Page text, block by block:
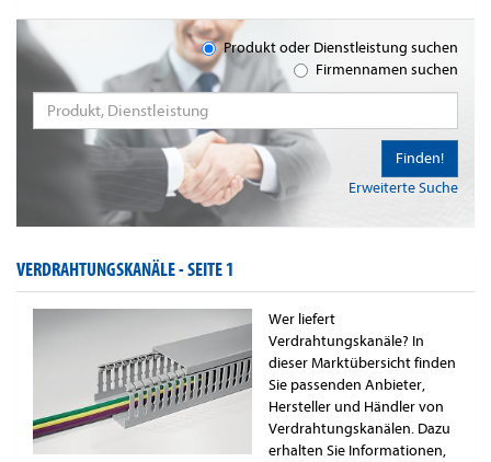
Produkt oder Dienstleistung suchen
Firmennamen suchen
Erweiterte Suche
Finden!
VERDRAHTUNGSKANÄLE -SEITE 1
Wer liefert
Verdrahtungskanäle? In
dieser Marktübersicht finden
Sie passenden Anbieter,
Hersteller und Händler von
Verdrahtungskanälen. Dazu
erhalten Sie Informationen,